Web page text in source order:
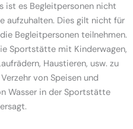
ist es Begleitpersonen nicht
Dies gilt nicht für
Begleitpersonen teilnehmen.
Sportstätte mit Kinderwagen,
Haustieren, usw. zu
von Speisen und
Wasser in der Sportstätte